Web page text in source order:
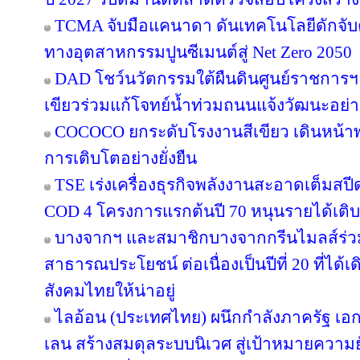
TCMA จับมือแคนาดา ดันเทคโนโลยีดักจั
ทางอุตสาหกรรมปูนซีเมนต์สู่ Net Zero 2050
DAD โชว์นวัตกรรมใต้ผืนดินศูนย์ราชการ
เขียวร่วมแก้โจทย์น้ำท่วมถนนแจ้งวัฒนะอย่า
COCOCO ยกระดับโรงงานสีเขียว เดินห
การเติบโตอย่างยั่งยืน
TSE เร่งเครื่องธุรกิจพลังงานสะอาดเต็มส
COD 4 โครงการแรกต้นปี 70 หนุนรายได้เติ
บางจากฯ และสมาชิกบางจากกรีนไมลส์ร่
สาธารณประโยชน์ ต่อเนื่องเป็นปีที่ 20 ที่ได้เ
สังคมไทยให้น่าอยู่
ไลอ้อน (ประเทศไทย) ผนึกกำลังภาครัฐ
เลน สร้างสมดุลระบบนิเวศ สู่เป้าหมายความ